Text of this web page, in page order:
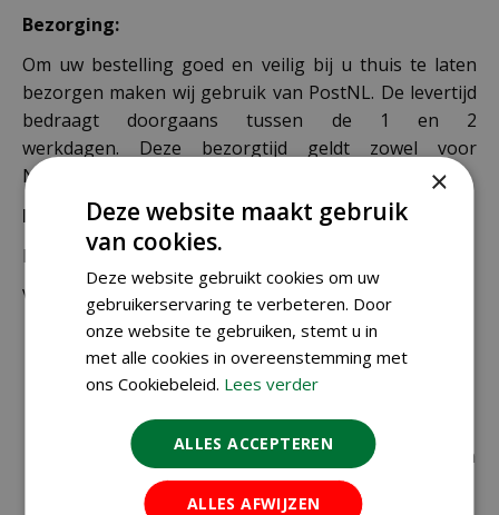
Bezorging:
Om uw bestelling goed en veilig bij u thuis te laten
bezorgen maken wij gebruik van PostNL. De levertijd
bedraagt doorgaans tussen de 1 en 2
werkdagen. Deze bezorgtijd geldt zowel voor
Nederland als België.
Bezorgkosten Nederland:
Bestellingen van € 49,95 of meer verzenden wij gratis.
Voor een bestelling onder € 49,95 zijn er 2 tarieven:
€ 4,99 voor bestellingen onder € 49,95 van
alleen kleine zakjes / doosjes zaden die via
brievenbuspost worden verzonden.
€ 6,99 voor bestellingen onder € 49,95 voor de
rest van de producten die via pakketpost worden
verzonden.
×
Deze website maakt gebruik
van cookies.
Deze website gebruikt cookies om uw
gebruikerservaring te verbeteren. Door
onze website te gebruiken, stemt u in
met alle cookies in overeenstemming met
ons Cookiebeleid. Lees verder
ALLES ACCEPTEREN
ALLES AFWIJZEN